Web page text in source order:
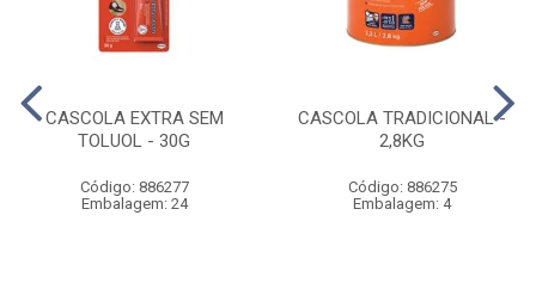
CASCOLA EXTRA SEM
TOLUOL - 30G
Código: 886277
Embalagem: 24
CASCOLA TRADICIONAL -
2,8KG
Código: 886275
Embalagem: 4